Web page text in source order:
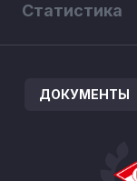
Статистика
ДОКУМЕНТЫ